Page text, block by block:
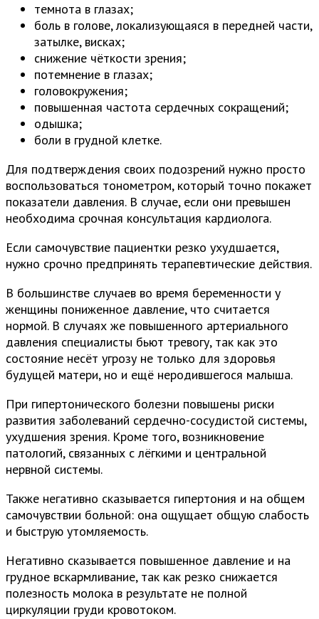
темнота в глазах;
боль в голове, локализующаяся в передней части,
затылке, висках;
снижение чёткости зрения;
потемнение в глазах;
головокружения;
повышенная частота сердечных сокращений;
одышка;
боли в грудной клетке.
Для подтверждения своих подозрений нужно просто
воспользоваться тонометром, который точно покажет
показатели давления. В случае, если они превышен
необходима срочная консультация кардиолога.
Если самочувствие пациентки резко ухудшается,
нужно срочно предпринять терапевтические действия.
В большинстве случаев во время беременности у
женщины пониженное давление, что считается
нормой. В случаях же повышенного артериального
давления специалисты бьют тревогу, так как это
состояние несёт угрозу не только для здоровья
будущей матери, но и ещё неродившегося малыша.
При гипертонического болезни повышены риски
развития заболеваний сердечно-сосудистой системы,
ухудшения зрения. Кроме того, возникновение
патологий, связанных с лёгкими и центральной
нервной системы.
Также негативно сказывается гипертония и на общем
самочувствии больной: она ощущает общую слабость
и быструю утомляемость.
Негативно сказывается повышенное давление и на
грудное вскармливание, так как резко снижается
полезность молока в результате не полной
циркуляции груди кровотоком.